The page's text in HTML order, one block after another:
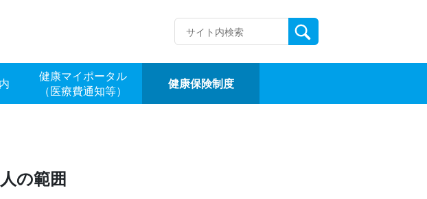
健康マイポータル
（医療費通知等）
健康保険制度
の範囲